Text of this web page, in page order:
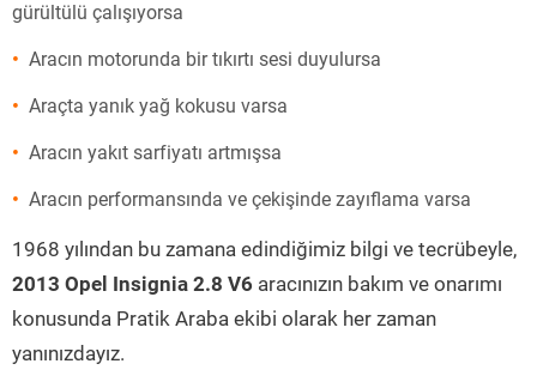
gürültülü çalışıyorsa
Aracın motorunda bir tıkırtı sesi duyulursa
Araçta yanık yağ kokusu varsa
Aracın yakıt sarfiyatı artmışsa
Aracın performansında ve çekişinde zayıflama varsa
1968 yılından bu zamana edindiğimiz bilgi ve tecrübeyle,
2013 Opel Insignia 2.8 V6 aracınızın bakım ve onarımı
konusunda Pratik Araba ekibi olarak her zaman
yanınızdayız.